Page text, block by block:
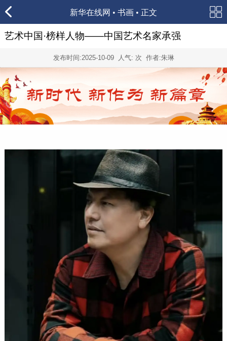
新华在线网 • 书画 • 正文
艺术中国·榜样人物——中国艺术名家承强
发布时间:2025-10-09人气: 次 作者:朱琳